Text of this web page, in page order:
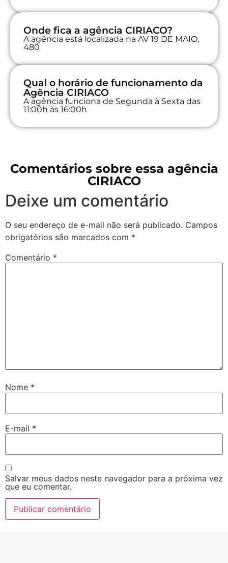
Onde fica a agência CIRIACO?
A agência está localizada na AV 19 DE MAIO,
480
Qual o horário de funcionamento da
Agência CIRIACO
A agência funciona de Segunda à Sexta das
11:00h às 16:00h
Comentários sobre essa agência
CIRIACO
Deixe um comentário
O seu endereço de e-mail não será publicado. Campos
obrigatórios são marcados com *
Comentário *
Nome *
E-mail *
Salvar meus dados neste navegador para a próxima vez
que eu comentar.